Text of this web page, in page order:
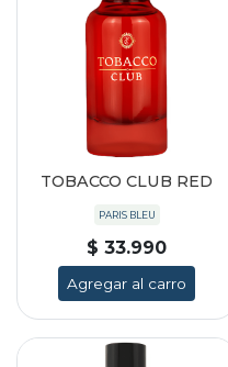
TOBACCO CLUB RED
PARIS BLEU
$ 33.990
Agregar al carro